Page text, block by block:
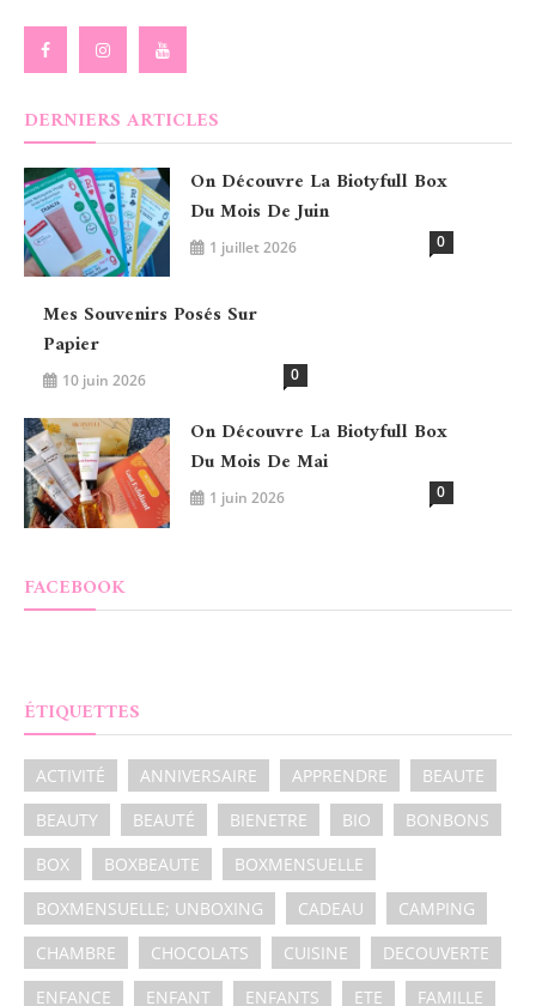
DERNIERS ARTICLES
On Découvre La Biotyfull Box
Du Mois De Juin
1 juillet 2026 0
Mes Souvenirs Posés Sur
Papier
10 juin 2026 0
On Découvre La Biotyfull Box
Du Mois De Mai
1 juin 2026 0
FACEBOOK
ÉTIQUETTES
ACTIVITÉ ANNIVERSAIRE APPRENDRE
BEAUTE
BEAUTY
BEAUTÉ BIENETRE BIO
BONBONS
BOX
BOXBEAUTE
BOXMENSUELLE
BOXMENSUELLE; UNBOXING
CADEAU
CAMPING
CHAMBRE
CHOCOLATS CUISINE
DECOUVERTE
ENFANCE
ENFANT ENFANTS ETE FAMILLE